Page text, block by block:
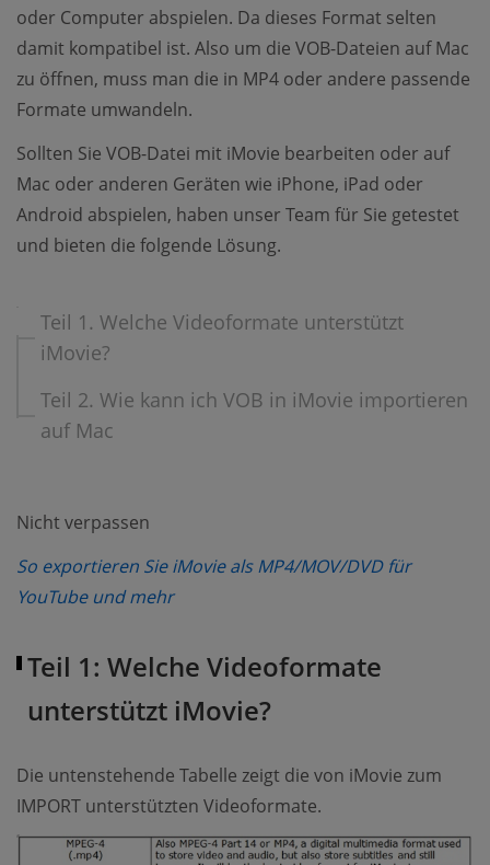
oder Computer abspielen. Da dieses Format selten
damit kompatibel ist. Also um die VOB-Dateien auf Mac
zu öffnen, muss man die in MP4 oder andere passende
Formate umwandeln.
Sollten Sie VOB-Datei mit iMovie bearbeiten oder auf
Mac oder anderen Geräten wie iPhone, iPad oder
Android abspielen, haben unser Team für Sie getestet
und bieten die folgende Lösung.
Teil 1. Welche Videoformate unterstützt
iMovie?
Teil 2. Wie kann ich VOB in iMovie importieren
auf Mac
Nicht verpassen
So exportieren Sie iMovie als MP4/MOV/DVD für
YouTube und mehr(opens new window)
Teil 1: Welche Videoformate
unterstützt iMovie?
Die untenstehende Tabelle zeigt die von iMovie zum
IMPORT unterstützten Videoformate.